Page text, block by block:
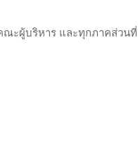
ณะผู้บริหาร และทุกภาคส่วนที่